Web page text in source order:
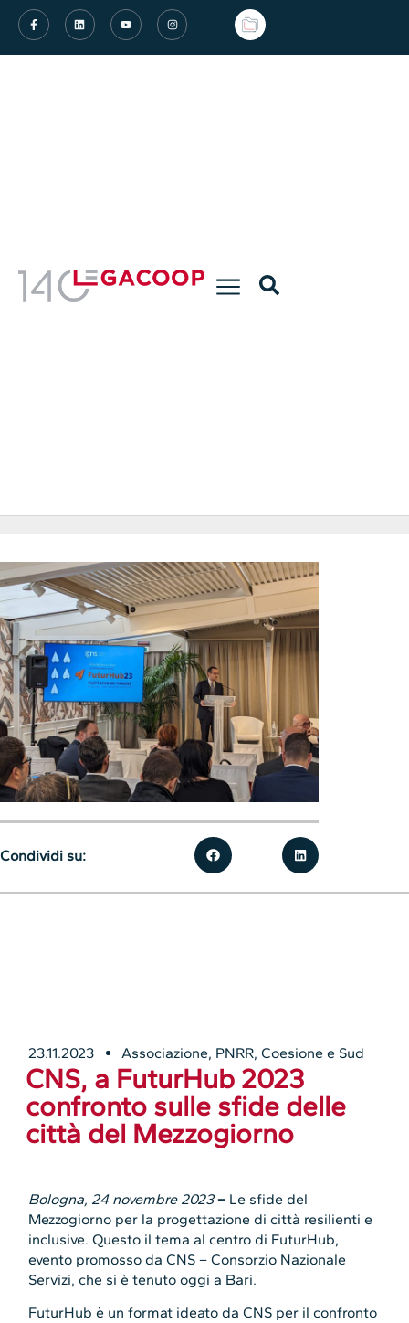
23.11.2023 Associazione, PNRR, Coesione e Sud
CNS, a FuturHub 2023
confronto sulle sfide delle
città del Mezzogiorno
Bologna, 24 novembre 2023– Le sfide del
Mezzogiorno per la progettazione di città resilienti e
inclusive. Questo il tema al centro di FuturHub,
evento promosso da CNS – Consorzio Nazionale
Servizi, che si è tenuto oggi a Bari.
FuturHub è un format ideato da CNS per il confronto
Condividi su: